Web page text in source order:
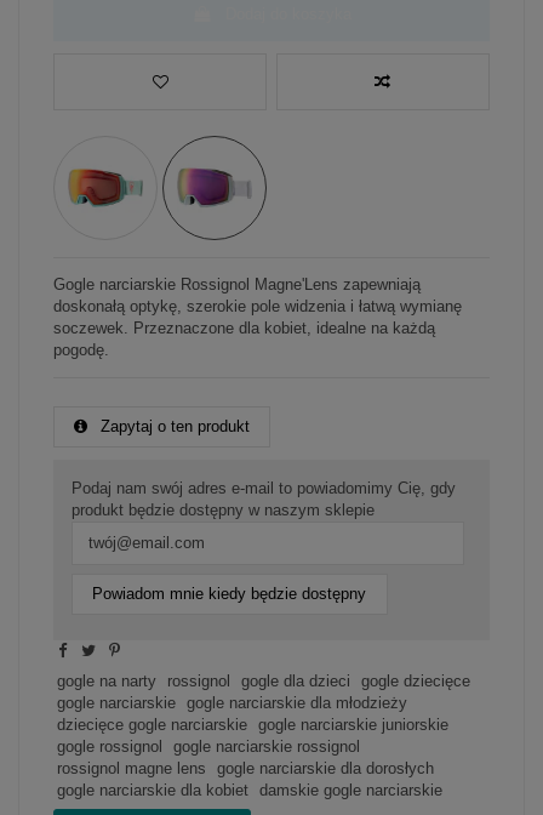
Gogle narciarskie Rossignol Magne'Lens zapewniają
doskonałą optykę, szerokie pole widzenia i łatwą wymianę
soczewek. Przeznaczone dla kobiet, idealne na każdą
pogodę.
Zapytaj o ten produkt
Podaj nam swój adres e-mail to powiadomimy Cię, gdy
produkt będzie dostępny w naszym sklepie
Powiadom mnie kiedy będzie dostępny
gogle na narty rossignol gogle dla dzieci
gogle dziecięce
gogle narciarskie
gogle narciarskie dla młodzieży
dziecięce gogle narciarskie
gogle narciarskie juniorskie
gogle rossignol
gogle narciarskie rossignol
rossignol magne lens
gogle narciarskie dla dorosłych
gogle narciarskie dla kobiet
damskie gogle narciarskie